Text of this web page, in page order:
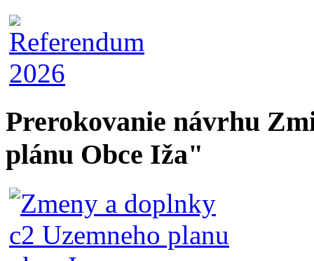
Prerokovanie návrhu
plánu Obce Iža"